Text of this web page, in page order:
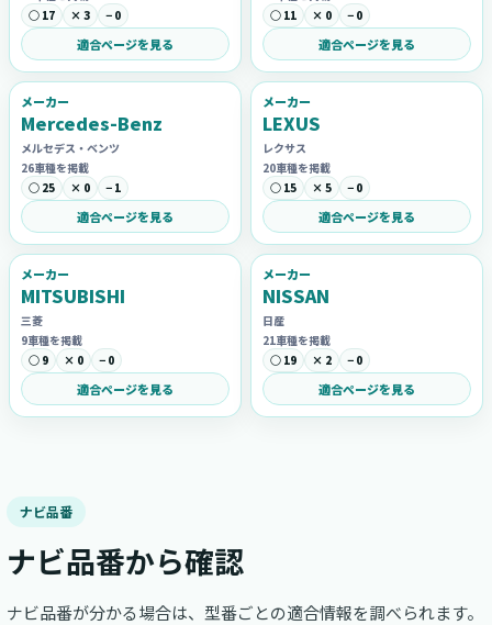
○ 17
× 3 − 0
適合ページを見る
○ 11
× 0 − 0
適合ページを見る
メーカー
Mercedes-Benz
メルセデス・ベンツ
26車種を掲載
○ 25
× 0 − 1
適合ページを見る
メーカー
LEXUS
レクサス
20車種を掲載
○ 15
× 5 − 0
適合ページを見る
メーカー
MITSUBISHI
三菱
9車種を掲載
○ 9
× 0 − 0
適合ページを見る
メーカー
NISSAN
日産
21車種を掲載
○ 19
× 2 − 0
適合ページを見る
ナビ品番
ナビ品番から確認
ナビ品番が分かる場合は、型番ごとの適合情報を調べられます。